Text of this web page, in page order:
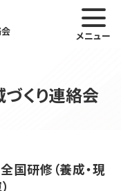
メニュー
くり連絡会
国研修（養成・現